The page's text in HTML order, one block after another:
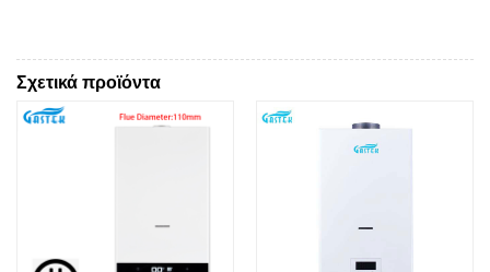
Σχετικά προϊόντα